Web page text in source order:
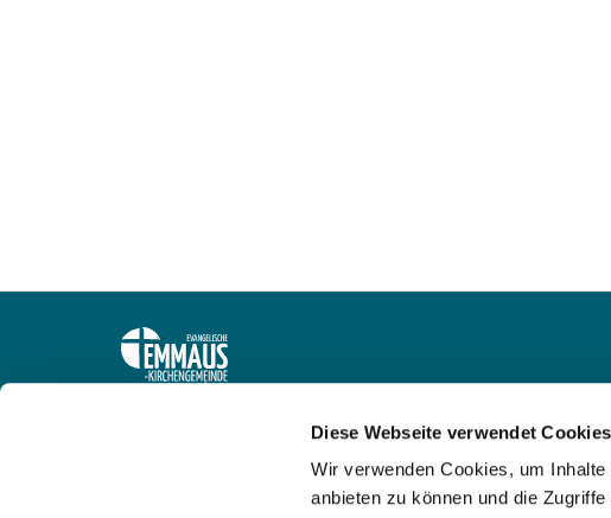
Diese Webseite verwendet Cookies
Wir verwenden Cookies, um
anbieten zu können und die
Ev. Emmaus-Kirchengemeinde Oestrich-Dröschede